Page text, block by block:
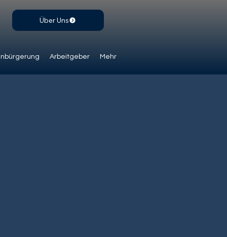
Arbeitgeber Mehr
Über Uns